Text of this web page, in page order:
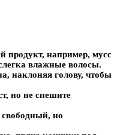
продукт, например, мусс
влажные волосы.
наклоняя голову, чтобы
но не спешите
свободный, но